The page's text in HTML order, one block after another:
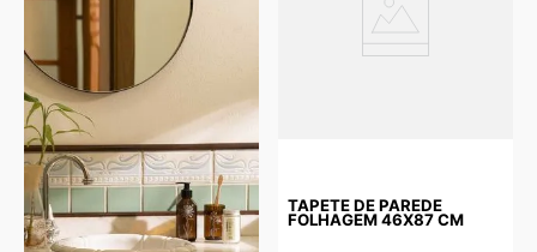
TAPETE DE PAREDE
FOLHAGEM 46X87 CM